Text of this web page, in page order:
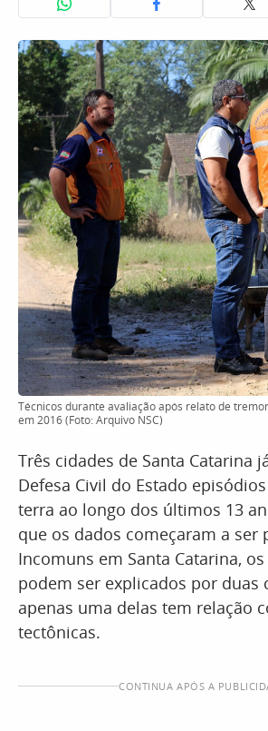
Técnicos durante avaliação após relato de
em 2016 (Foto: Arquivo NSC)
Três cidades de Santa Catarina
Defesa Civil do Estado
terra ao longo dos últimos 13
que os dados começaram a ser
Incomuns em Santa Catarina,
podem ser explicados por duas
apenas uma delas tem relação
tectônicas.
CONTINUA APÓS A